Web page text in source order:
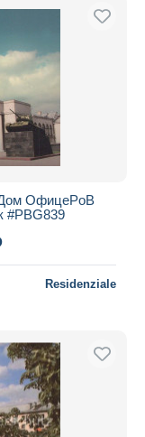
ОфицеPоB
#PBG839
Residenziale